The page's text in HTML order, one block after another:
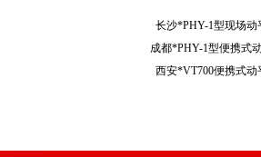
长沙*PHY-1型现场
成都*PHY-1型便携
西安*VT700便携式